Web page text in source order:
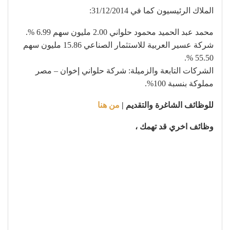
الملاك الرئيسيون كما في 31/12/2014:
محمد عبد الحميد محمود حلواني 2.00 مليون سهم 6.99 %.
شركة عسير العربية للاستثمار الصناعي 15.86 مليون سهم
55.50 %.
الشركات التابعة والزميلة: شركة حلواني إخوان – مصر
مملوكة بنسبة 100%.
للوظائف الشاغرة والتقديم | من هنا
وظائف اخري قد تهمك ،